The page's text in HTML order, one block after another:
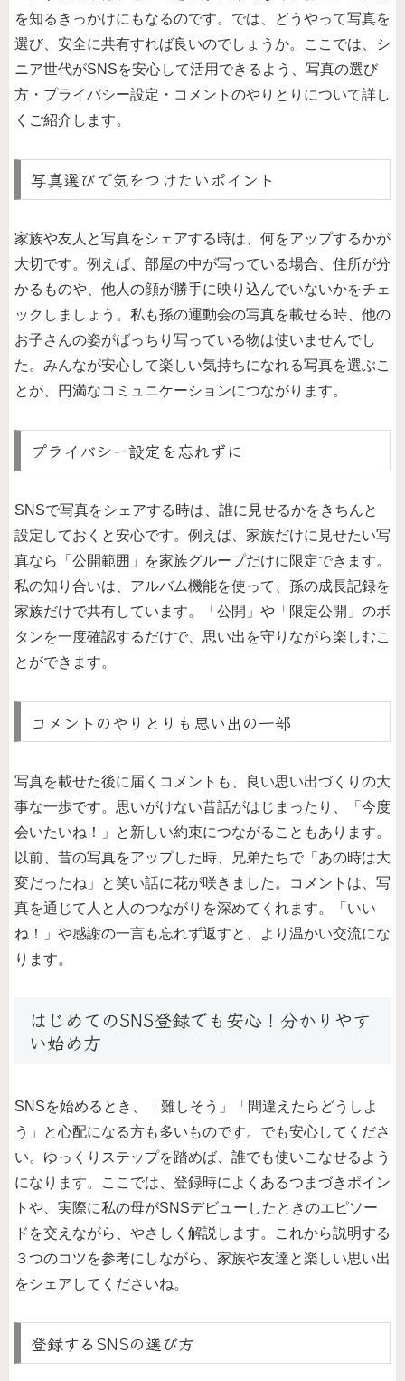
を知るきっかけにもなるのです。では、どうやって写真を
選び、安全に共有すれば良いのでしょうか。ここでは、シ
ニア世代がSNSを安心して活用できるよう、写真の選び
方・プライバシー設定・コメントのやりとりについて詳し
くご紹介します。
写真選びで気をつけたいポイント
家族や友人と写真をシェアする時は、何をアップするかが
大切です。例えば、部屋の中が写っている場合、住所が分
かるものや、他人の顔が勝手に映り込んでいないかをチェ
ックしましょう。私も孫の運動会の写真を載せる時、他の
お子さんの姿がばっちり写っている物は使いませんでし
た。みんなが安心して楽しい気持ちになれる写真を選ぶこ
とが、円満なコミュニケーションにつながります。
プライバシー設定を忘れずに
SNSで写真をシェアする時は、誰に見せるかをきちんと
設定しておくと安心です。例えば、家族だけに見せたい写
真なら「公開範囲」を家族グループだけに限定できます。
私の知り合いは、アルバム機能を使って、孫の成長記録を
家族だけで共有しています。「公開」や「限定公開」のボ
タンを一度確認するだけで、思い出を守りながら楽しむこ
とができます。
コメントのやりとりも思い出の一部
写真を載せた後に届くコメントも、良い思い出づくりの大
事な一歩です。思いがけない昔話がはじまったり、「今度
会いたいね！」と新しい約束につながることもあります。
以前、昔の写真をアップした時、兄弟たちで「あの時は大
変だったね」と笑い話に花が咲きました。コメントは、写
真を通じて人と人のつながりを深めてくれます。「いい
ね！」や感謝の一言も忘れず返すと、より温かい交流にな
ります。
はじめてのSNS登録でも安心！分かりやす
い始め方
SNSを始めるとき、「難しそう」「間違えたらどうしよ
う」と心配になる方も多いものです。でも安心してくださ
い。ゆっくりステップを踏めば、誰でも使いこなせるよう
になります。ここでは、登録時によくあるつまづきポイン
トや、実際に私の母がSNSデビューしたときのエピソー
ドを交えながら、やさしく解説します。これから説明する
３つのコツを参考にしながら、家族や友達と楽しい思い出
をシェアしてくださいね。
登録するSNSの選び方